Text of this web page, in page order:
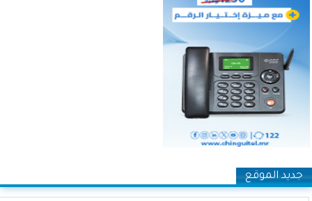
جديد الموقع